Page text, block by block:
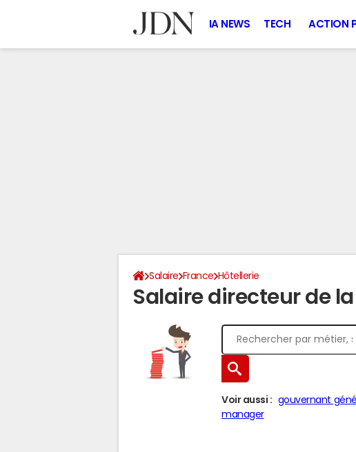
IA NEWS TECH ACTION
Salaire France Hôtellerie
Salaire directeur de
Voir aussi : gouvernant
manager